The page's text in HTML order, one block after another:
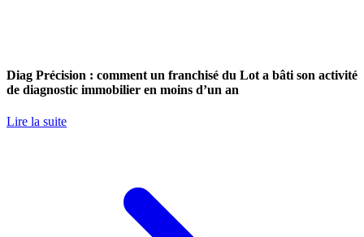
Diag Précision : comment un franchisé du Lot a bâti son activité
de diagnostic immobilier en moins d’un an
Lire la suite